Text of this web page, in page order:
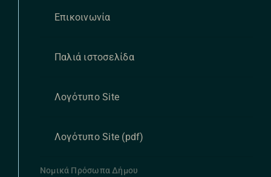
Επικοινωνία
Παλιά ιστοσελίδα
Λογότυπο Site
Λογότυπο Site (pdf)
Νομικά Πρόσωπα Δήμου